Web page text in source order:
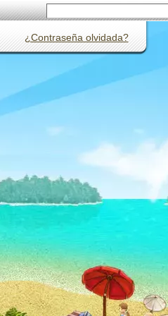
¿Contraseña olvidada?